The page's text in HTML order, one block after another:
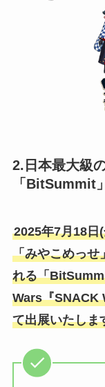
2.⽇本最⼤級
「BitSummit
2025年7⽉18⽇
「みやこめっせ
れる「
Wars『SNACK
て出展いたしま